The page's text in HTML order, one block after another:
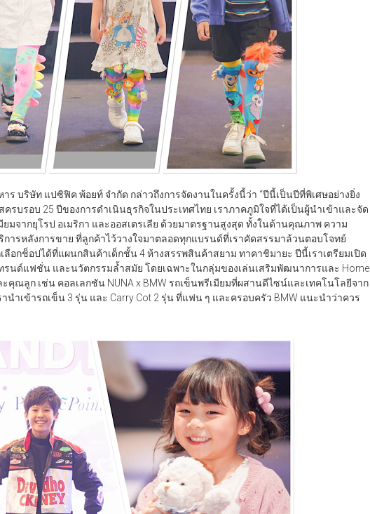
ร บริษัท แปซิฟิค พ้อยท์ จำกัด กล่าวถึงการจัดงานในครั้งนี้ว่า “ปีนี้เป็นปีที่พิเศษอย่างยิ่ง
ครบรอบ 25 ปีของการดำเนินธุรกิจในประเทศไทย เราภาคภูมิใจที่ได้เป็นผู้นำเข้าและจัด
มจากยุโรป อเมริกา และออสเตรเลีย ด้วยมาตรฐานสูงสุด ทั้งในด้านคุณภาพ ความ
ารหลังการขาย ที่ลูกค้าไว้วางใจมาตลอดทุกแบรนด์ที่เราคัดสรรมาล้วนตอบโจทย์
ลือกช็อปได้ที่แผนกสินค้าเด็กชั้น 4 ห้างสรรพสินค้าสยาม ทาคาชิมายะ ปีนี้เราเตรียมเปิด
รนด์แฟชั่น และนวัตกรรมล้ำสมัย โดยเฉพาะในกลุ่มของเล่นเสริมพัฒนาการและ Home
คุณลูก เช่น คอลเลกชัน NUNA x BMW รถเข็นพรีเมียมที่ผสานดีไซน์และเทคโนโลยีจาก
นำเข้ารถเข็น 3 รุ่น และ Carry Cot 2 รุ่น ที่แฟน ๆ และครอบครัว BMW แนะนำว่าควร